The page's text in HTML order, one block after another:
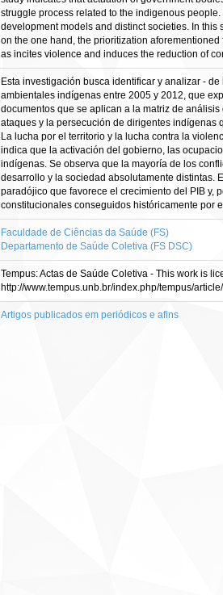
struggle process related to the indigenous
development models and distinct societies. In
on the one hand, the prioritization
as incites violence and induces the reduction of
Esta investigación busca identificar y analizar -
ambientales indígenas entre 2005 y 2012, que
documentos que se aplican a la matriz de
ataques y la persecución de dirigentes indígenas
La lucha por el territorio y la lucha contra la
indica que la activación del gobierno, las
indígenas. Se observa que la mayoría de los
desarrollo y la sociedad absolutamente distintas.
paradójico que favorece el crecimiento del PIB y,
constitucionales conseguidos históricamente por
Faculdade de Ciências da Saúde (FS)
Departamento de Saúde Coletiva (FS DSC)
Tempus: Actas de Saúde Coletiva - This work is
http://www.tempus.unb.br/index.php/tempus/
Artigos publicados em periódicos e afins